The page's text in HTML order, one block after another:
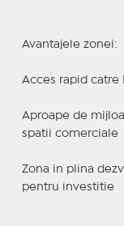
Avantajele zonei:
Acces rapid catre
Aproape de
spatii comerciale
Zona in plina
pentru investitie